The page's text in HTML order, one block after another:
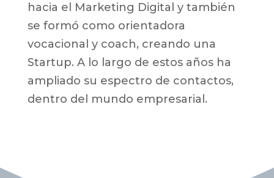
hacia el Marketing Digital y también
se formó como orientadora
vocacional y coach, creando una
Startup. A lo largo de estos años ha
ampliado su espectro de contactos,
dentro del mundo empresarial.